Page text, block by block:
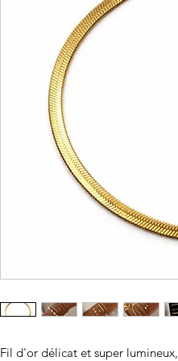
Fil d'or délicat et super